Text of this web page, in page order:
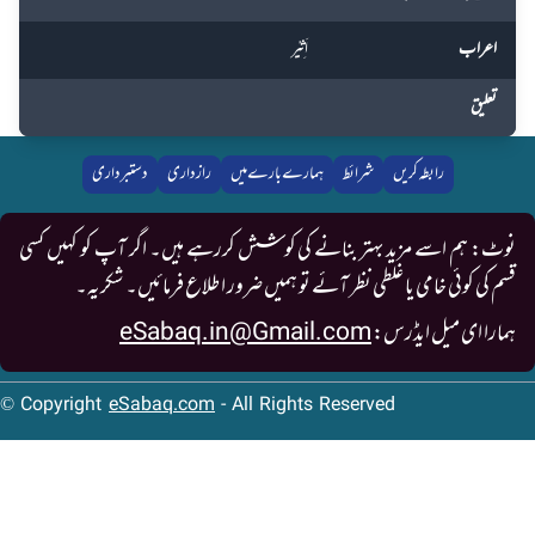
اعراب
اَثِيْر
تعلیق
رابطہ کریں شرائط ہمارے بارے میں رازداری دستبرداری
نوٹ: ہم اسے مزید بہتر بنانے کی کوشش کررہے ہیں۔ اگر آپ کو کہیں کسی
قسم کی کوئی خامی یا غلطی نظر آئے تو ہمیں ضرور اطلاع فرمائیں۔ شکریہ۔
ہمارا ای میل ایڈرس:eSabaq.in@Gmail.com
© Copyright eSabaq.com- All Rights Reserved